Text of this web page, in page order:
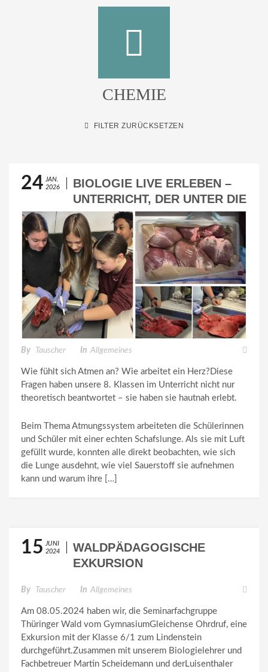
CHEMIE
FILTER ZURÜCKSETZEN
24 JAN.
2026
BIOLOGIE LIVE ERLEBEN –
UNTERRICHT, DER UNTER DIE
HAUT GEHT
By Tauscher In Allgemeines
Wie fühlt sich Atmen an? Wie arbeitet ein Herz?Diese
Fragen haben unsere 8. Klassen im Unterricht nicht nur
theoretisch beantwortet – sie haben sie hautnah erlebt.
Beim Thema Atmungssystem arbeiteten die Schülerinnen
und Schüler mit einer echten Schafslunge. Als sie mit Luft
gefüllt wurde, konnten alle direkt beobachten, wie sich
die Lunge ausdehnt, wie viel Sauerstoff sie aufnehmen
kann und warum ihre […]
15 JUNI
2024
WALDPÄDAGOGISCHE
EXKURSION
By Tauscher In Allgemeines
Am 08.05.2024 haben wir, die Seminarfachgruppe
Thüringer Wald vom GymnasiumGleichense Ohrdruf, eine
Exkursion mit der Klasse 6/1 zum Lindenstein
durchgeführt.Zusammen mit unserem Biologielehrer und
Fachbetreuer Martin Scheidemann und derLuisenthaler